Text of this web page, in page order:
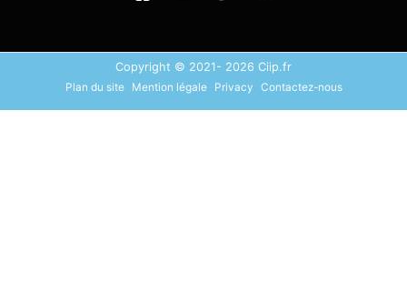
Copyright © 2021- 2026 Ciip.fr
Plan du site Mention légale Privacy Contactez-nous